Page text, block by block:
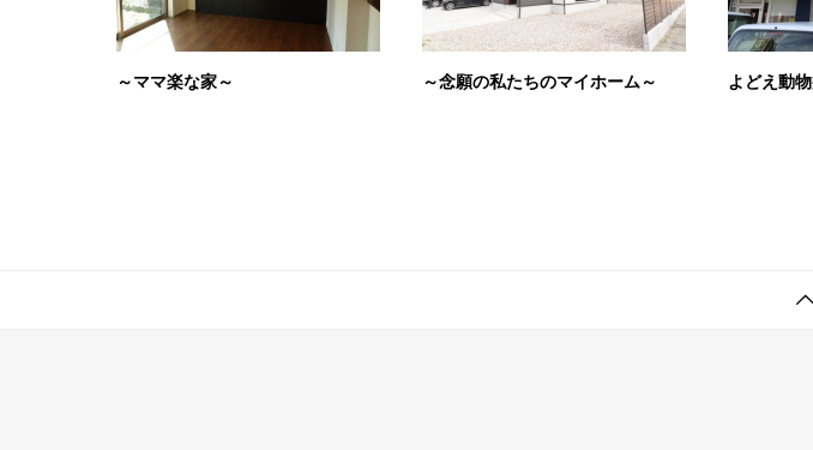
～ママ楽な家～ ～念願の私たちのマイホーム～ よどえ動